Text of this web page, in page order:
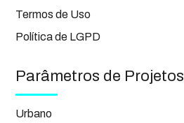
Termos de Uso
Política de LGPD
Parâmetros de Projetos
Urbano